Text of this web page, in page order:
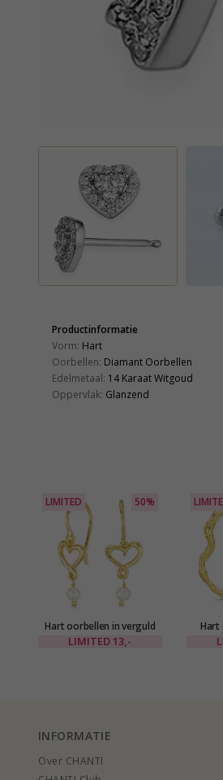
Productinformatie
Vorm: Hart
Oorbellen: Diamant Oorbellen
Edelmetaal: 14 Karaat Witgoud
Oppervlak: Glanzend
LIMITED 50%
Hart oorbellen in verguld
messing - Eliné
LIMITED 13,-
Hart
INFORMATIE
Over CHANTI